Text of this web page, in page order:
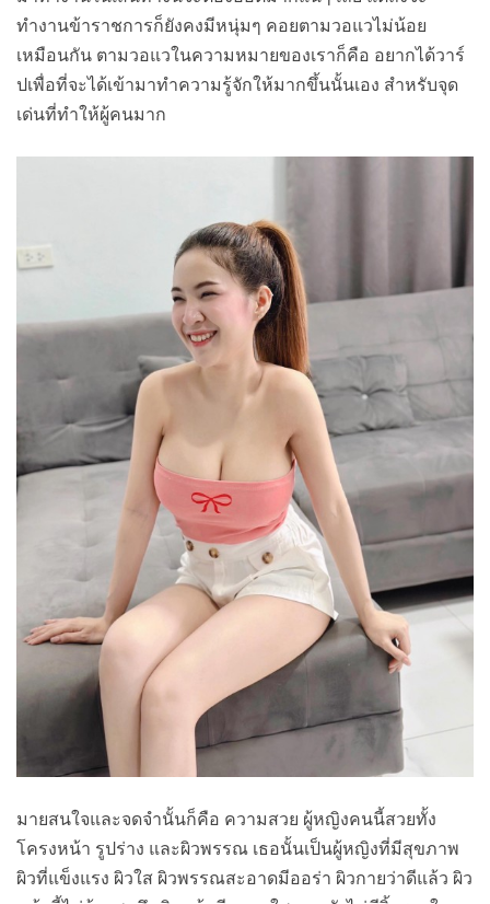
ทำงานข้าราชการก็ยังคงมีหนุ่มๆ คอยตามวอแวไม่น้อย
เหมือนกัน ตามวอแวในความหมายของเราก็คือ อยากได้วาร์
ปเพื่อที่จะได้เข้ามาทำความรู้จักให้มากขึ้นนั้นเอง สำหรับจุด
เด่นที่ทำให้ผู้คนมาก
มายสนใจและจดจำนั้นก็คือ ความสวย ผู้หญิงคนนี้สวยทั้ง
โครงหน้า รูปร่าง และผิวพรรณ เธอนั้นเป็นผู้หญิงที่มีสุขภาพ
ผิวที่แข็งแรง ผิวใส ผิวพรรณสะอาดมีออร่า ผิวกายว่าดีแล้ว ผิว